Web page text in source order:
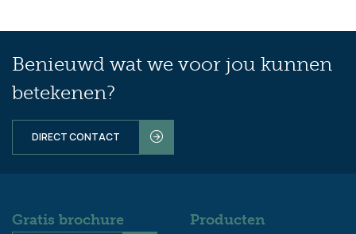
Benieuwd wat we voor jou kunnen
betekenen?
DIRECT CONTACT
Gratis brochure Producten